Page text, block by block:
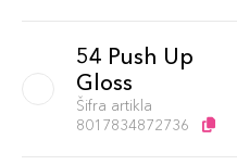
54 Push Up
Gloss
Šifra artikla
8017834872736